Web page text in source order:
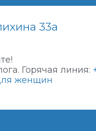
33а
Горячая линия:
женщин